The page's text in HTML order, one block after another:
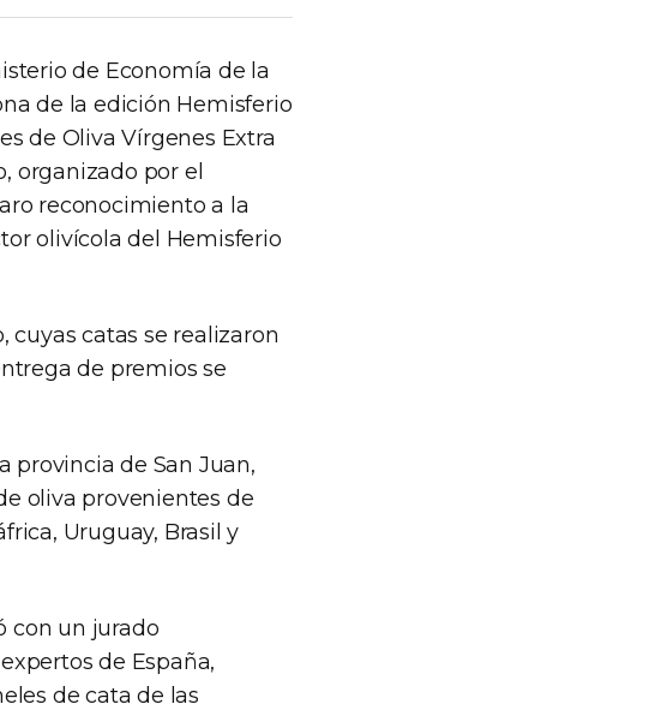
de Economía de la
de la edición Hemisferio
de Oliva Vírgenes Extra
organizado por el
reconocimiento a la
olivícola del Hemisferio
cuyas catas se realizaron
de premios se
provincia de San Juan,
oliva provenientes de
Uruguay, Brasil y
con un jurado
de España,
de cata de las